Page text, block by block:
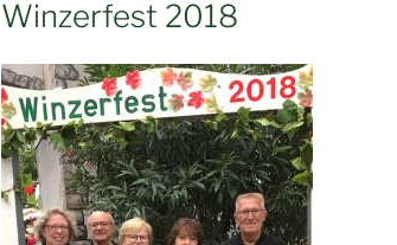
Winzerfest 2018